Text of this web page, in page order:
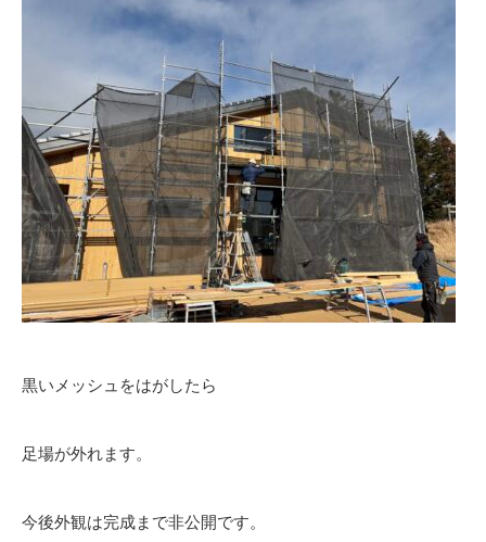
黒いメッシュをはがしたら
足場が外れます。
今後外観は完成まで非公開です。